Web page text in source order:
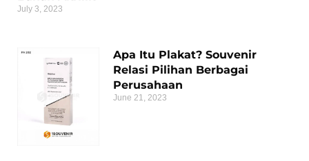
July 3, 2023
Apa Itu Plakat? Souvenir
Relasi Pilihan Berbagai
Perusahaan
June 21, 2023